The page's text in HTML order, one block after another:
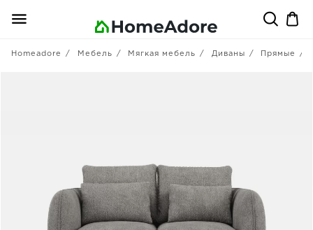
Homeadore Мебель Мягкая мебель Диваны Прямые